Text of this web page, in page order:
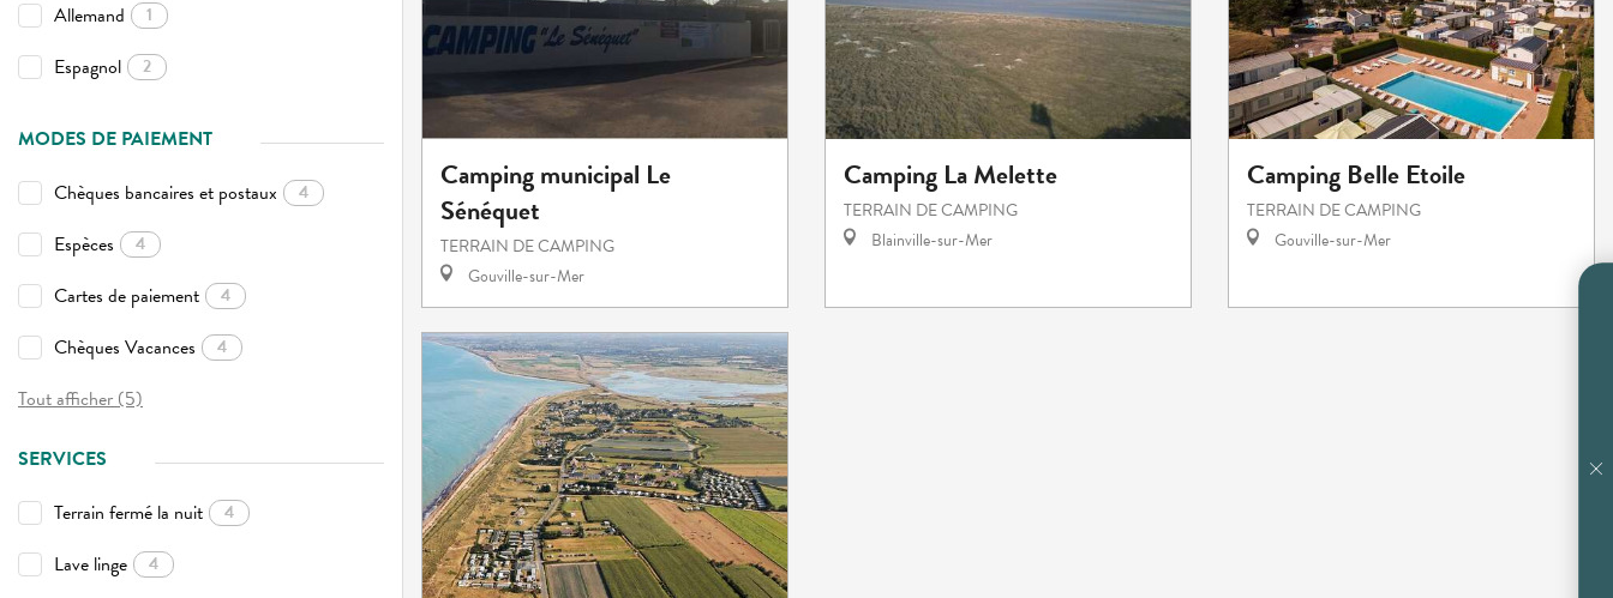
Allemand 1
Espagnol 2
MODES DE PAIEMENT
Chèques bancaires et postaux
4
Espèces 4
Cartes de paiement 4
Chèques Vacances 4
Tout afficher (5)
SERVICES
Terrain fermé la nuit
4
Lave linge 4
Camping municipal Le
Sénéquet
TERRAIN DE CAMPING
Gouville-sur-Mer
Camping La Melette
TERRAIN DE CAMPING
Blainville-sur-Mer
Camping Belle Etoile
TERRAIN DE CAMPING
Gouville-sur-Mer